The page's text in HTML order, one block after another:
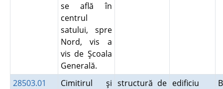
se află în
centrul
satului, spre
Nord, vis a
vis de Şcoala
Generală.
28503.01
Cimitirul şi structură de edificiu